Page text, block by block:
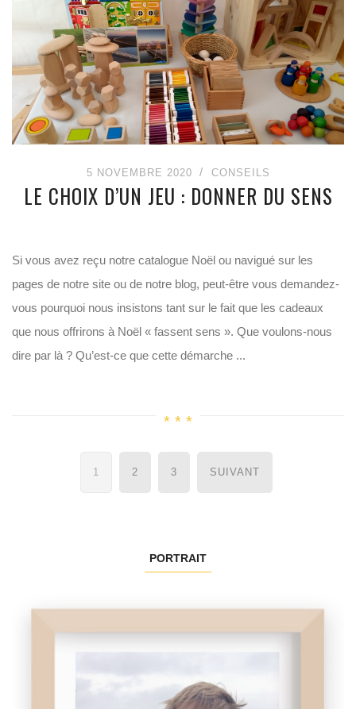
5 NOVEMBRE 2020 CONSEILS
LE CHOIX D’UN JEU : DONNER DU SENS
Si vous avez reçu notre catalogue Noël ou navigué sur les
pages de notre site ou de notre blog, peut-être vous demandez-
vous pourquoi nous insistons tant sur le fait que les cadeaux
que nous offrirons à Noël « fassent sens ». Que voulons-nous
dire par là ? Qu’est-ce que cette démarche ...
Navigation
des
1 2 3 SUIVANT
PORTRAIT